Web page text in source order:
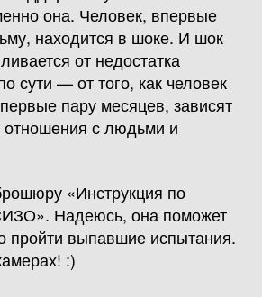
она. Человек, впервые
находится в шоке. И шок
от недостатка
сути — от того, как человек
пару месяцев, зависят
с людьми и
«Инструкция по
Надеюсь, она поможет
пройти выпавшие испытания.
:)